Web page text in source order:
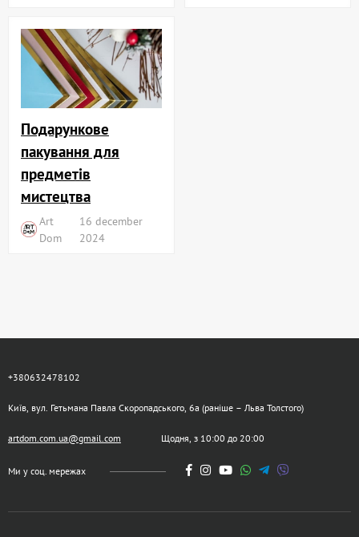
Подарункове
пакування для
предметів
мистецтва
Art
Dom
16 december
2024
+380632478102
Київ, вул. Гетьмана Павла Скоропадського, 6а (раніше – Льва Толстого)
artdom.com.ua@gmail.com Щодня, з 10:00 до 20:00
Ми у соц. мережах